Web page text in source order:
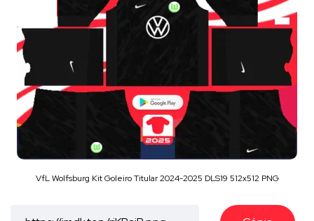
VfL Wolfsburg Kit Goleiro Titular 2024-2025 DLS19 512x512 PNG